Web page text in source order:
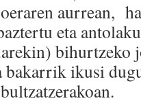
aurrean,
eta
bihurtzeko
bakarrik ikusi